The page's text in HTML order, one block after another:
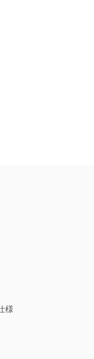
様